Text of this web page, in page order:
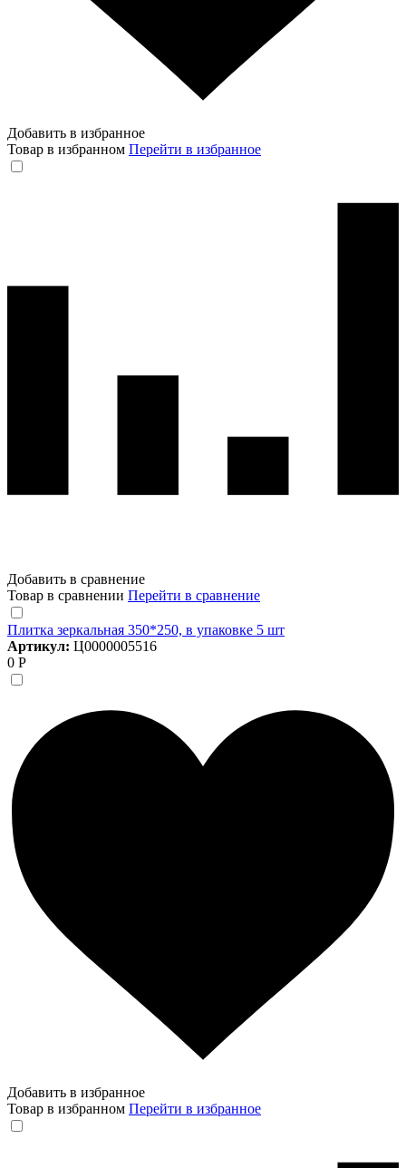
Добавить в избранное
Товар в избранном Перейти в избранное
Добавить в сравнение
Товар в сравнении Перейти в сравнение
Плитка зеркальная 350*250, в упаковке 5 шт
Артикул: Ц0000005516
0 Р
Добавить в избранное
Товар в избранном Перейти в избранное